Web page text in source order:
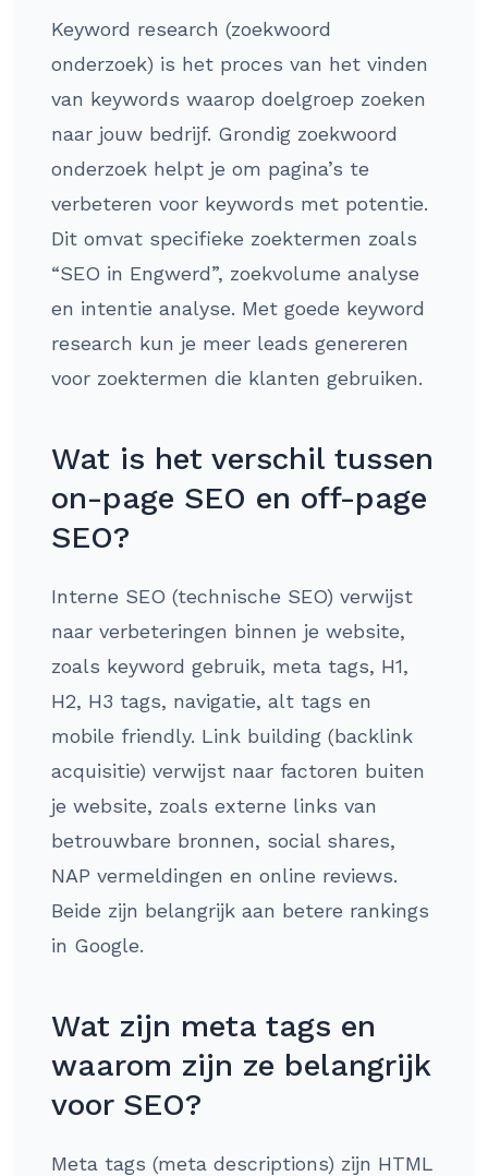
Keyword research (zoekwoord
onderzoek) is het proces van het vinden
van keywords waarop doelgroep zoeken
naar jouw bedrijf. Grondig zoekwoord
onderzoek helpt je om pagina’s te
verbeteren voor keywords met potentie.
Dit omvat specifieke zoektermen zoals
“SEO in Engwerd”, zoekvolume analyse
en intentie analyse. Met goede keyword
research kun je meer leads genereren
voor zoektermen die klanten gebruiken.
Wat is het verschil tussen
on-page SEO en off-page
SEO?
Interne SEO (technische SEO) verwijst
naar verbeteringen binnen je website,
zoals keyword gebruik, meta tags, H1,
H2, H3 tags, navigatie, alt tags en
mobile friendly. Link building (backlink
acquisitie) verwijst naar factoren buiten
je website, zoals externe links van
betrouwbare bronnen, social shares,
NAP vermeldingen en online reviews.
Beide zijn belangrijk aan betere rankings
in Google.
Wat zijn meta tags en
waarom zijn ze belangrijk
voor SEO?
Meta tags (meta descriptions) zijn HTML